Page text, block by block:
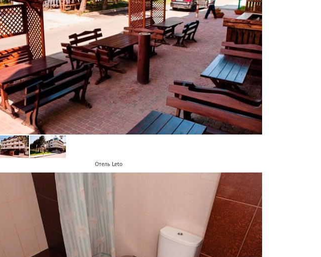
Отель Leto